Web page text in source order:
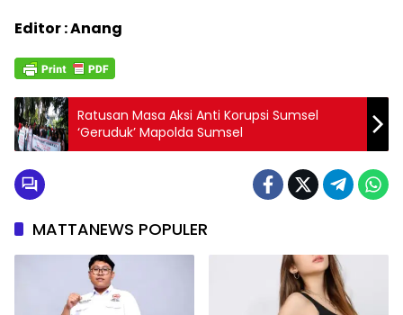
Editor : Anang
Ratusan Masa Aksi Anti Korupsi Sumsel
‘Geruduk’ Mapolda Sumsel
MATTANEWS POPULER